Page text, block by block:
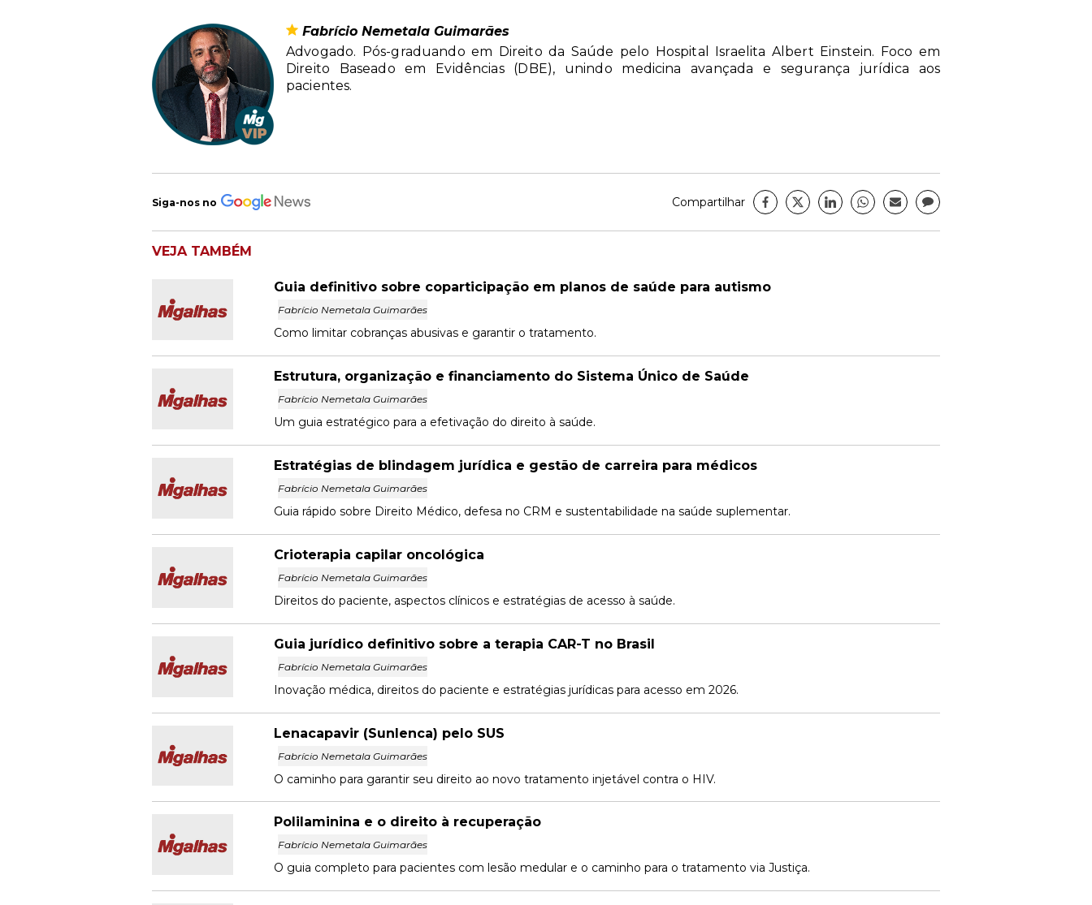
Fabrício Nemetala Guimarães
Advogado. Pós-graduando em Direito da Saúde pelo Hospital Israelita Albert Einstein. Foco em
Direito Baseado em Evidências (DBE), unindo medicina avançada e segurança jurídica aos
pacientes.
Siga-nos no Compartilhar
VEJA TAMBÉM
Guia definitivo sobre coparticipação em planos de saúde para autismo
Fabrício Nemetala Guimarães
Como limitar cobranças abusivas e garantir o tratamento.
Estrutura, organização e financiamento do Sistema Único de Saúde
Fabrício Nemetala Guimarães
Um guia estratégico para a efetivação do direito à saúde.
Estratégias de blindagem jurídica e gestão de carreira para médicos
Fabrício Nemetala Guimarães
Guia rápido sobre Direito Médico, defesa no CRM e sustentabilidade na saúde suplementar.
Crioterapia capilar oncológica
Fabrício Nemetala Guimarães
Direitos do paciente, aspectos clínicos e estratégias de acesso à saúde.
Guia jurídico definitivo sobre a terapia CAR-T no Brasil
Fabrício Nemetala Guimarães
Inovação médica, direitos do paciente e estratégias jurídicas para acesso em 2026.
Lenacapavir (Sunlenca) pelo SUS
Fabrício Nemetala Guimarães
O caminho para garantir seu direito ao novo tratamento injetável contra o HIV.
Polilaminina e o direito à recuperação
Fabrício Nemetala Guimarães
O guia completo para pacientes com lesão medular e o caminho para o tratamento via Justiça.